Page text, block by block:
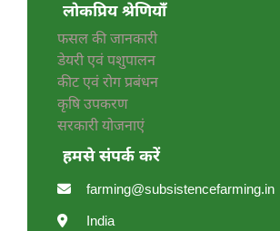
लोकप्रिय श्रेणियाँ
फसल की जानकारी
डेयरी एवं पशुपालन
कीट एवं रोग प्रबंधन
कृषि उपकरण
सरकारी योजनाएं
हमसे संपर्क करें
farming@subsistencefarming.in
India